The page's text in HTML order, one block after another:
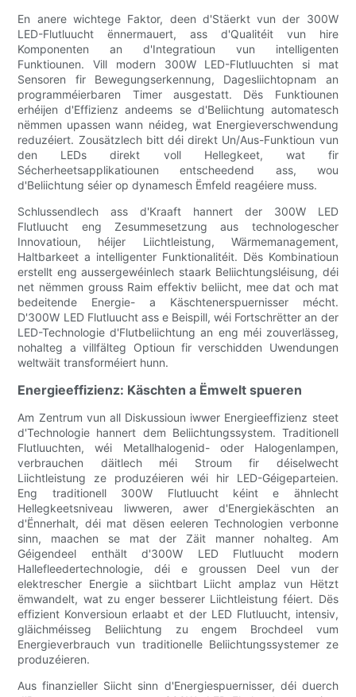
En anere wichtege Faktor, deen d'Stäerkt vun der 300W
LED-Flutluucht ënnermauert, ass d'Qualitéit vun hire
Komponenten an d'Integratioun vun intelligenten
Funktiounen. Vill modern 300W LED-Flutluuchten si mat
Sensoren fir Bewegungserkennung, Dagesliichtopnam an
programméierbaren Timer ausgestatt. Dës Funktiounen
erhéijen d'Effizienz andeems se d'Beliichtung automatesch
nëmmen upassen wann néideg, wat Energieverschwendung
reduzéiert. Zousätzlech bitt déi direkt Un/Aus-Funktioun vun
den LEDs direkt voll Hellegkeet, wat fir
Sécherheetsapplikatiounen entscheedend ass, wou
d'Beliichtung séier op dynamesch Ëmfeld reagéiere muss.
Schlussendlech ass d'Kraaft hannert der 300W LED
Flutluucht eng Zesummesetzung aus technologescher
Innovatioun, héijer Liichtleistung, Wärmemanagement,
Haltbarkeet a intelligenter Funktionalitéit. Dës Kombinatioun
erstellt eng aussergewéinlech staark Beliichtungsléisung, déi
net nëmmen grouss Raim effektiv beliicht, mee dat och mat
bedeitende Energie- a Käschtenerspuernisser mécht.
D'300W LED Flutluucht ass e Beispill, wéi Fortschrëtter an der
LED-Technologie d'Flutbeliichtung an eng méi zouverlässeg,
nohalteg a villfälteg Optioun fir verschidden Uwendungen
weltwäit transforméiert hunn.
Energieeffizienz: Käschten a Ëmwelt spueren
Am Zentrum vun all Diskussioun iwwer Energieeffizienz steet
d'Technologie hannert dem Beliichtungssystem. Traditionell
Flutluuchten, wéi Metallhalogenid- oder Halogenlampen,
verbrauchen däitlech méi Stroum fir déiselwecht
Liichtleistung ze produzéieren wéi hir LED-Géigeparteien.
Eng traditionell 300W Flutluucht kéint e ähnlecht
Hellegkeetsniveau liwweren, awer d'Energiekäschten an
d'Ënnerhalt, déi mat dësen eeleren Technologien verbonne
sinn, maachen se mat der Zäit manner nohalteg. Am
Géigendeel enthält d'300W LED Flutluucht modern
Hallefleedertechnologie, déi e groussen Deel vun der
elektrescher Energie a siichtbart Liicht amplaz vun Hëtzt
ëmwandelt, wat zu enger besserer Liichtleistung féiert. Dës
effizient Konversioun erlaabt et der LED Flutluucht, intensiv,
gläichméisseg Beliichtung zu engem Brochdeel vum
Energieverbrauch vun traditionelle Beliichtungssystemer ze
produzéieren.
Aus finanzieller Siicht sinn d'Energiespuernisser, déi duerch